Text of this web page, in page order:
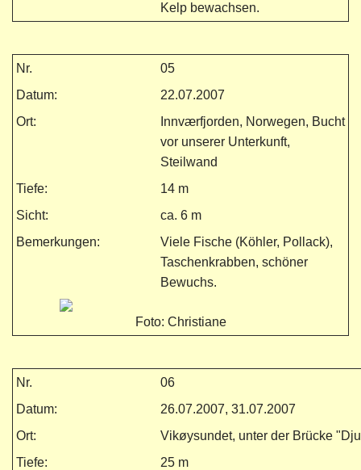
Kelp bewachsen.
Nr.
05
Datum:
22.07.2007
Ort:
Innværfjorden, Norwegen, Bucht
vor unserer Unterkunft,
Steilwand
Tiefe:
14 m
Sicht:
ca. 6 m
Bemerkungen:
Viele Fische (Köhler, Pollack),
Taschenkrabben, schöner
Bewuchs.
Foto: Christiane
Nr.
06
Datum:
26.07.2007, 31.07.2007
Ort:
Vikøysundet, unter der Brücke
Tiefe:
25 m